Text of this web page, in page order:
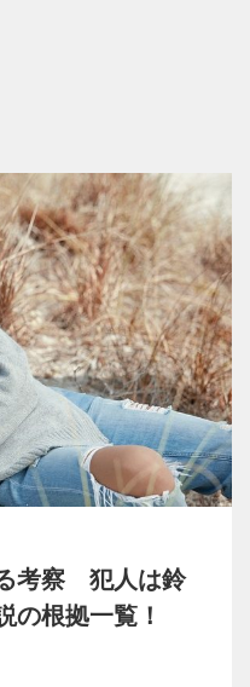
考察 犯人は鈴
の根拠一覧！